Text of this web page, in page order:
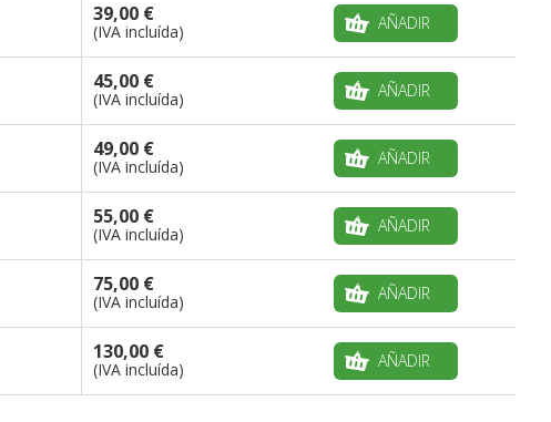
39,00 €
(IVA incluída) AÑADIR
45,00 €
(IVA incluída) AÑADIR
49,00 €
(IVA incluída) AÑADIR
55,00 €
(IVA incluída) AÑADIR
75,00 €
(IVA incluída) AÑADIR
130,00 €
(IVA incluída) AÑADIR